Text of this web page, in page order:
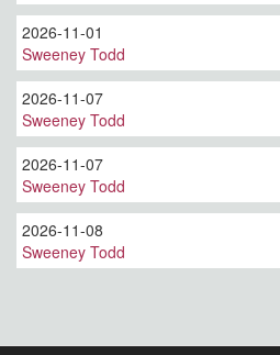
2026-11-01
Sweeney Todd
2026-11-07
Sweeney Todd
2026-11-07
Sweeney Todd
2026-11-08
Sweeney Todd